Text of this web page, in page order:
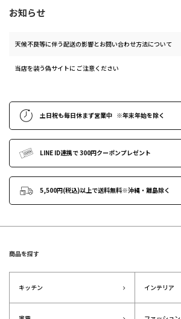
お知らせ
天候不良等に伴う配送の影響とお問い合わせ方法について
当店を装う偽サイトに ご注意ください
土日祝も毎日休まず営業中 ※年末年始を除く
LINE ID連携で300円クーポンプレゼント
5,500円(税込)以上で送料無料※沖縄・離島除く
商品を探す
キッチン インテリア